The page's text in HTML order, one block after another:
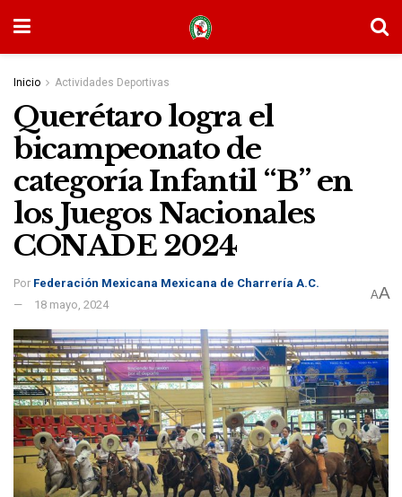
Inicio Actividades Deportivas
Querétaro logra el
bicampeonato de
categoría Infantil “B” en
los Juegos Nacionales
CONADE 2024
Por Federación Mexicana Mexicana de Charrería A.C.
18 mayo, 2024
AA